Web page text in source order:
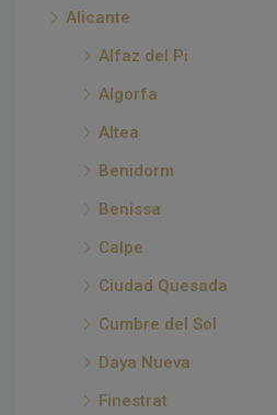
Alicante
Alfaz del Pi
Algorfa
Altea
Benidorm
Benissa
Calpe
Ciudad Quesada
Cumbre del Sol
Daya Nueva
Finestrat